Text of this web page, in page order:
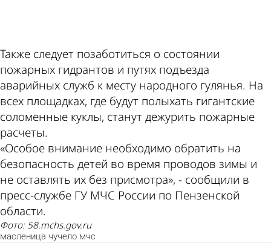
Также следует позаботиться о состоянии
пожарных гидрантов и путях подъезда
аварийных служб к месту народного гулянья. На
всех площадках, где будут полыхать гигантские
соломенные куклы, станут дежурить пожарные
расчеты.
«Особое внимание необходимо обратить на
безопасность детей во время проводов зимы и
не оставлять их без присмотра», - сообщили в
пресс-службе ГУ МЧС России по Пензенской
области.
фото: 58.mchs.gov.ru
масленица чучело мчс